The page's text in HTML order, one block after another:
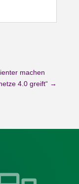
machen
4.0 greift“ →